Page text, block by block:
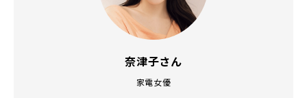
奈津子さん
家電女優